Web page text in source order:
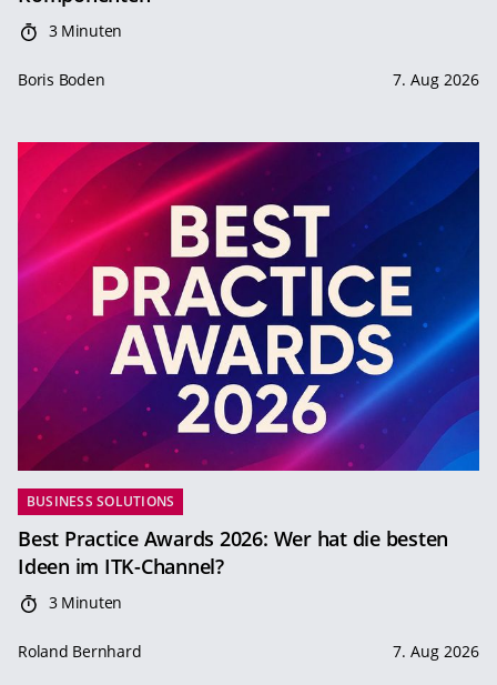
3 Minuten
Boris Boden 7. Aug 2026
BUSINESS SOLUTIONS
Best Practice Awards 2026: Wer hat die besten
Ideen im ITK-Channel?
3 Minuten
Roland Bernhard 7. Aug 2026